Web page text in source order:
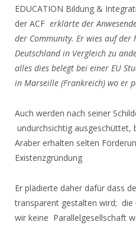
EDUCATION Bildung &
der ACF erklärte der
der Community. Er wies auf der
Deutschland in Vergleich zu
alles dies belegt bei einer EU
in Marseille (Frankreich) wo er
Auch werden nach seiner
undurchsichtig ausgeschüttet,
Araber erhalten selten
Existenzgründung
Er plädierte daher dafür dass
transparent gestalten wird;
wir keine Parallelgesellschaft